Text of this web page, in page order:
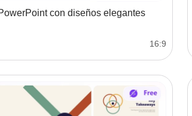
con diseños elegantes
16:9